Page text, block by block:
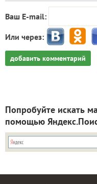
Ваш E-mail:
Или через:
добавить комментарий
Попробуйте искать
помощью